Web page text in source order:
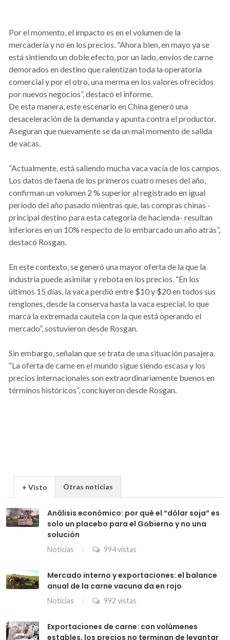
Por el momento, el impacto es en el volumen de la
mercadería y no en los precios. “Ahora bien, en mayo ya se
está sintiendo un doble efecto, por un lado, envíos de carne
demorados en destino que ralentizan toda la operatoria
comercial y por el otro, una merma en los valores ofrecidos
por nuevos negocios”, destacó el informe.
De esta manera, este escenario en China generó una
desaceleración de la demanda y apunta contra el productor.
Aseguran que nuevamente se da un mal momento de salida
de vacas.
“Actualmente, está saliendo mucha vaca vacía de los campos.
Los datos de faena de los primeros cuatro meses del año,
confirman un volumen 2 % superior al registrado en igual
período del año pasado mientras que, las compras chinas -
principal destino para esta categoría de hacienda- resultan
inferiores en un 10% respecto de lo embarcado un año atrás”,
destacó Rosgan.
En este contexto, se generó una mayor oferta de la que la
industria puede asimilar y rebota en los precios. “En los
últimos 15 días, la vaca perdió entre $10 y $20 en todos sus
renglones, desde la conserva hasta la vaca especial, lo que
marca la extremada cautela con la que está operando el
mercado”, sostuvieron desde Rosgan.
Sin embargo, señalan que se trata de una situación pasajera.
“La oferta de carne en el mundo sigue siendo escasa y los
precios internacionales son extraordinariamente buenos en
términos históricos”, concluyeron desde Rosgan.
+ Visto Otras noticias
Análisis económico: por qué el “dólar soja” es
solo un placebo para el Gobierno y no una
solución
Noticias 994 vistas
Mercado interno y exportaciones: el balance
anual de la carne vacuna da en rojo
Noticias 992 vistas
Exportaciones de carne: con volúmenes
estables, los precios no terminan de levantar